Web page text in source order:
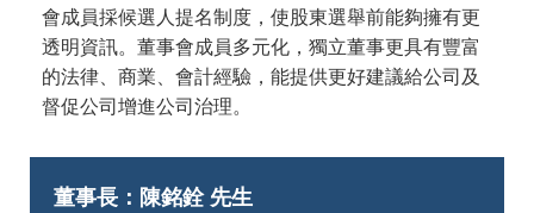
會成員採候選人提名制度，使股東選舉前能夠擁有更
透明資訊。董事會成員多元化，獨立董事更具有豐富
的法律、商業、會計經驗，能提供更好建議給公司及
督促公司增進公司治理。
董事長：陳銘銓 先生